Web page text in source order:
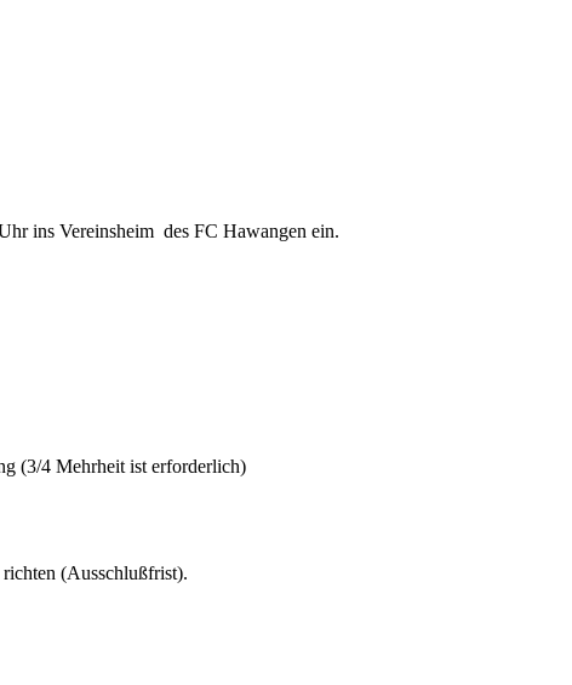
ins Vereinsheim des FC Hawangen ein.
(3/4 Mehrheit ist erforderlich)
(Ausschlußfrist).